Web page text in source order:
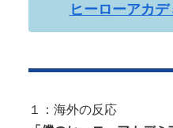
ヒーローアカ
１：海外の反応